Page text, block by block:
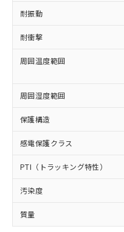
耐振動
耐衝撃
周囲温度範囲
周囲湿度範囲
保護構造
感電保護クラス
PTI（トラッキング特性）
汚染度
質量
記載してい
タに基づき
覧された時
準価格とは
正式な納期
様のお取引
ムロン制御
オムロン制
販売
ください。
在庫状況お
事前の承諾
示しないよ
マイパーツ
ビス）をご
メンバーズ
鉛(Pb) 1000ppm以下
六価クロム(Cr(Ⅵ))
類(PBB) 1000ppm以
(PBDE) 1000ppm以下
ル) (DEHP)(別名：
ルベンジル（BBP）
（DBP） 1000ppm以
(DIBP) 1000ppm以下
但し、RoHS指令で産
適用除外項目は除く。
フタル酸エステル類の
図的な使用がないこと
※2 対応予定月
部品在庫の切り
月が前後するこ
*中国RoHS10物質の
Pb(鉛) :1000ppm、
Cr(Ⅵ)(六価クロム) :
ニル類) : 1000ppm、
ル) : 1000ppm、
DEHP(フタル酸ビス
※2 環境保護使
「ｅ」：有害物質
準値以下である
「10」：通常の
質が外部に漏え
及ぼさない年数
（以下｢規
または国外
国政府の輸
可)を取得
当社は規制
全に破砕す
いよう必要
当社は貴社
ル、化学兵
武器並びに
使用いたしま
当社は、貴
場合は、上
該第三者に
販売先およ
法に輸出す
り引きをい
○ 一定数
△ 一定数
在庫な
いては
たはお
機器販
認くださ
受注生
情報を